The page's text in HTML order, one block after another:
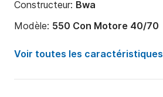
Constructeur: Bwa
Modèle: 550 Con Motore 40/70
Puissance moteur:
40cv
Voir toutes les caractéristiques